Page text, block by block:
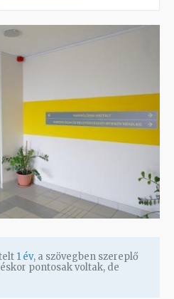
1 év, a szövegben szereplő
pontosak voltak, de